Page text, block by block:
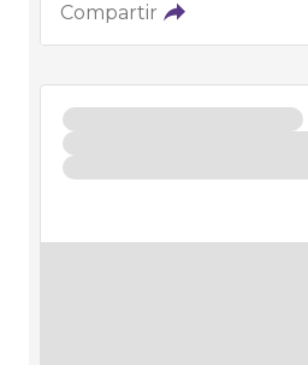
Compartir